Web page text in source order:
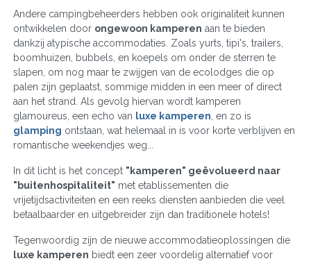
Andere campingbeheerders hebben ook originaliteit kunnen
ontwikkelen door ongewoon kamperen aan te bieden
dankzij atypische accommodaties. Zoals yurts, tipi's, trailers,
boomhuizen, bubbels, en koepels om onder de sterren te
slapen, om nog maar te zwijgen van de ecolodges die op
palen zijn geplaatst, sommige midden in een meer of direct
aan het strand. Als gevolg hiervan wordt kamperen
glamoureus, een echo van luxe kamperen , en zo is
glamping ontstaan, wat helemaal in is voor korte verblijven en
romantische weekendjes weg...
In dit licht is het concept "kamperen" geëvolueerd naar
"buitenhospitaliteit" met etablissementen die
vrijetijdsactiviteiten en een reeks diensten aanbieden die veel
betaalbaarder en uitgebreider zijn dan traditionele hotels!
Tegenwoordig zijn de nieuwe accommodatieoplossingen die
luxe kamperen biedt een zeer voordelig alternatief voor